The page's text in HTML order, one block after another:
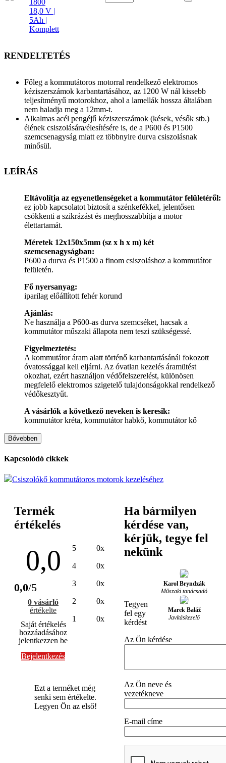
18,0 V |
5Ah |
Komplett
RENDELTETÉS
Főleg a kommutátoros motorral rendelkező elektromos
kéziszerszámok karbantartásához, az 1200 W nál kissebb
teljesítményű motorokhoz, ahol a lamellák hossza általában
nem haladja meg a 12mm-t.
Alkalmas acél pengéjű kéziszerszámok (kések, vésők stb.)
élének csiszolására/élesítésére is, de a P600 és P1500
szemcsenagyság miatt ez többnyire durva csiszolásnak
minősül.
LEÍRÁS
Eltávolítja az egyenetlenségeket a kommutátor felületéről:
ez jobb kapcsolatot biztosít a szénkefékkel, jelentősen
csökkenti a szikrázást és meghosszabbítja a motor
élettartamát.
Méretek 12x150x5mm (sz x h x m) két
szemcsenagyságban:
P600 a durva és P1500 a finom csiszoláshoz a kommutátor
felületén.
Fő nyersanyag:
iparilag előállított fehér korund
Ajánlás:
Ne használja a P600-as durva szemcséket, hacsak a
kommutátor műszaki állapota nem teszi szükségessé.
Figyelmeztetés:
A kommutátor áram alatt történő karbantartásánál fokozott
óvatossággal kell eljárni. Az óvatlan kezelés áramütést
okozhat, ezért használjon védőfelszerelést, különösen
megfelelő elektromos szigetelő tulajdonságokkal rendelkező
védőkesztyűt.
A vásárlók a következő neveken is keresik:
kommutátor kréta, kommutátor habkő, kommutátor kő
Bővebben
Kapcsolódó cikkek
Csiszolókő kommutátoros motorok kezeléséhez
Termék
értékelés
0,0
0,0/5
0 vásárló
értékelte
Saját értékelés
hozzáadásához
jelentkezzen be
Bejelentkezés
5 0x
4 0x
3 0x
2 0x
1 0x
Ezt a terméket még
senki sem értékelte.
Legyen Ön az első!
Ha bármilyen
kérdése van,
kérjük, tegye fel
nekünk
Karol Bryndzák
Műszaki tanácsadó
Marek Baláž
Javításkezelő
Tegyen
fel egy
kérdést
Az Ön kérdése
Az Ön neve és
vezetékneve
E-mail címe